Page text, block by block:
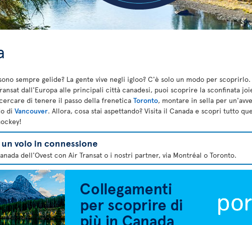
sempre gelide? La gente vive negli igloo? C'è solo un modo per
dall'Europa alle principali città canadesi, puoi scoprire la sconfinata
di tenere il passo della frenetica Toronto, montare in sella per
di Vancouver. Allora, cosa stai aspettando? Visita il Canada e scopri tutto
volo in connessione
dell'Ovest con Air Transat o i nostri partner, via Montréal o Toronto.